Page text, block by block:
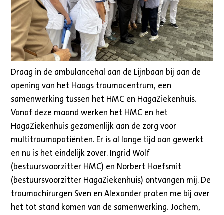
Draag in de ambulancehal aan de Lijnbaan bij aan de
opening van het Haags traumacentrum, een
samenwerking tussen het HMC en HagaZiekenhuis.
Vanaf deze maand werken het HMC en het
HagaZiekenhuis gezamenlijk aan de zorg voor
multitraumapatiënten. Er is al lange tijd aan gewerkt
en nu is het eindelijk zover. Ingrid Wolf
(bestuursvoorzitter HMC) en Norbert Hoefsmit
(bestuursvoorzitter HagaZiekenhuis) ontvangen mij. De
traumachirurgen Sven en Alexander praten me bij over
het tot stand komen van de samenwerking. Jochem,